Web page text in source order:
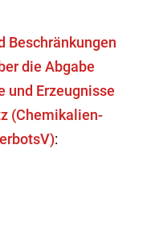
Beschränkungen
die Abgabe
und Erzeugnisse
(Chemikalien-
: